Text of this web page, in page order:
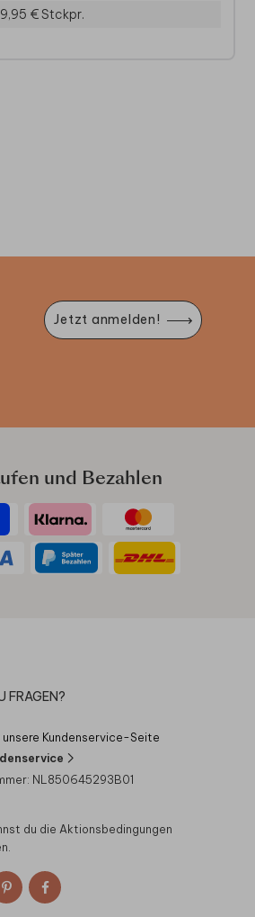
€Stckpr.
Jetzt anmelden!
und Bezahlen
FRAGEN?
unsere Kundenservice-Seite
NL850645293B01
du die Aktionsbedingungen